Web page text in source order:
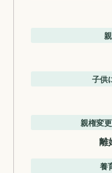
子供
親権変
離
養